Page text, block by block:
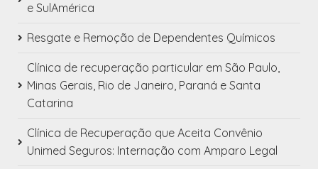
e SulAmérica
Resgate e Remoção de Dependentes Químicos
Clínica de recuperação particular em São Paulo,
Minas Gerais, Rio de Janeiro, Paraná e Santa
Catarina
Clínica de Recuperação que Aceita Convênio
Unimed Seguros: Internação com Amparo Legal